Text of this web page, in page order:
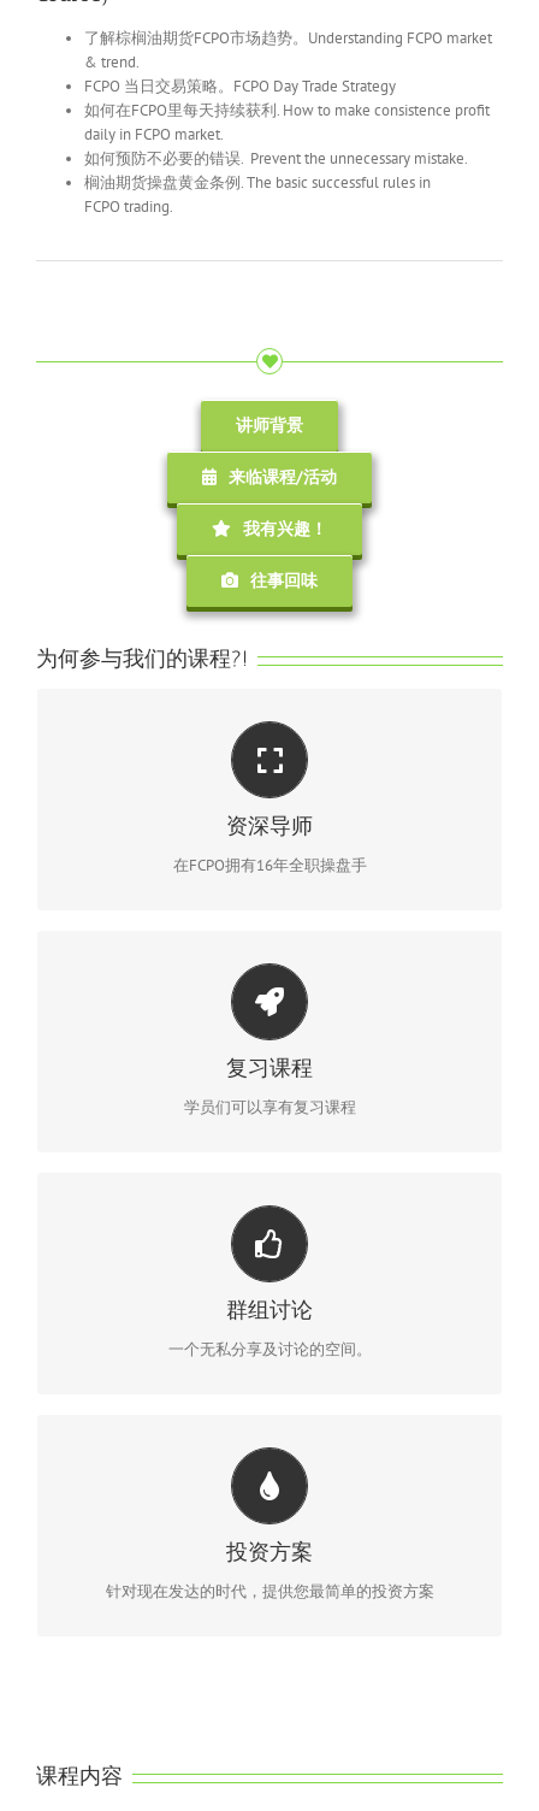
了解棕榈油期货FCPO市场趋势。Understanding FCPO market
& trend.
FCPO 当日交易策略。FCPO Day Trade Strategy
如何在FCPO里每天持续获利. How to make consistence profit
daily in FCPO market.
如何预防不必要的错误. Prevent the unnecessary mistake.
榈油期货操盘黄金条例. The basic successful rules in
FCPO trading.
讲师背景
来临课程/活动
我有兴趣！
往事回味
为何参与我们的课程?!
资深导师
在FCPO拥有16年全职操盘手
ROYCE, 专业的期货交易投资和风险管理家。
自2001年起,已经掌握了本地和国外大部分的期货市场并且拥
有丰厚的期货投资经验和风险管理。
复习课程
学员们可以享有复习课程
活跃的学员证能享有复习
学员只需付场地费就可以享有复习课程并吸取最新的质询。
群组讨论
一个无私分享及讨论的空间。
只要你有疑问, 我们都乐于帮助你。
所有学员们及导师们都会无私的在群组里协助大家的疑问并
且帮助彼此成长财富。
投资方案
针对现在发达的时代，提供您最简单的投资方案
操作简便，易学易用
有效的为您设置本身投资风险，加强您分析股票走势的技能
使您轻而易举的做出买卖的决定及提高利润。
课程内容